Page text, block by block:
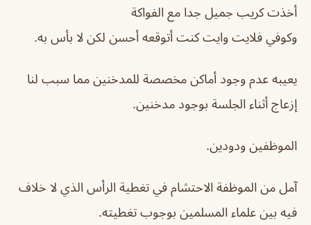
أخذت كريب جميل جدا مع الفواكة
وكوفي فلايت وايت كنت أتوقعه أحسن لكن لا بأس به.
يعيبه عدم وجود أماكن مخصصة للمدخنين مما سبب لنا
إزعاج أثناء الجلسة بوجود مدخنين.
الموظفين ودودين.
آمل من الموظفة الاحتشام في تغطية الرأس الذي لا خلاف
فيه بين علماء المسلمين بوجوب تغطيته.